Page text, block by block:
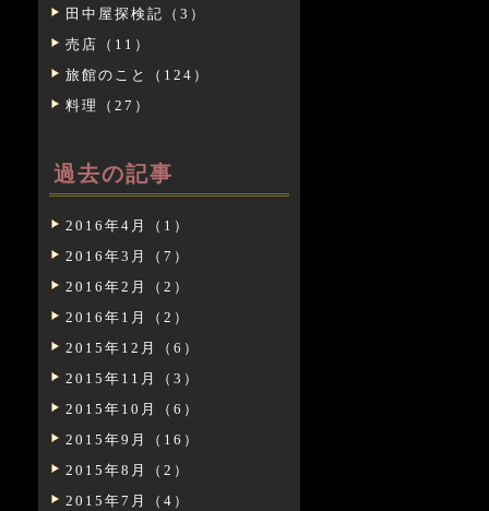
田中屋探検記（3）
売店（11）
旅館のこと（124）
料理（27）
過去の記事
2016年4月（1）
2016年3月（7）
2016年2月（2）
2016年1月（2）
2015年12月（6）
2015年11月（3）
2015年10月（6）
2015年9月（16）
2015年8月（2）
2015年7月（4）